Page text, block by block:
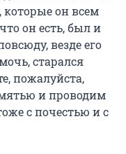
он всем
он есть, был и
везде его
старался
пожалуйста,
и проводим
с почестью и с